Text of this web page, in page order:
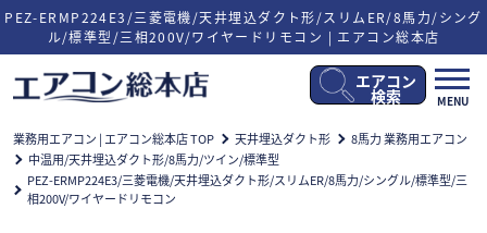
PEZ-ERMP224E3/三菱電機/天井埋込ダクト形/スリムER/8馬力/シング
ル/標準型/三相200V/ワイヤードリモコン | エアコン総本店
メ
ニ
ー
閉
MENU
エアコン
検索
業務用エアコン | エアコン総本店 TOP 天井埋込ダクト形
8馬力 業務用エアコン
中温用/天井埋込ダクト形/8馬力/ツイン/標準型
PEZ-ERMP224E3/三菱電機/天井埋込ダクト形/スリムER/8馬力/シングル/標準型/三
相200V/ワイヤードリモコン